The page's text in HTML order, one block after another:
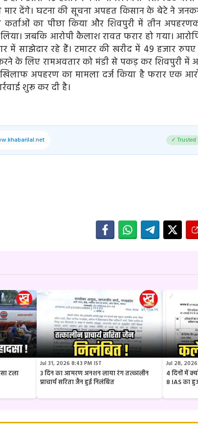
मार देंगे। घटना की सूचना अपहत किसान के बेटे ने
का पीछा किया और शिवपुरी में तीन
जबकि आरोपी कैलाश रावत फरार हो गया।
में साझेदार रहे हैं। टमाटर की खरीद में 49 हजार
के लिए रामअवतार को मंडी से पकड़ कर शिवपुरी में
अपहरण का मामला दर्ज किया है फरार एक
शुरू कर दी है।
✓ Trusted
टला
Jul 31, 2026 8:43 PM IST
3 दिन का आमरण अनशन लाया रंग तत्कालीन
प्राचार्य सरिता जैन हुई निलंबित
Jul 28, 2026
4 दिनों में
8 IAS का